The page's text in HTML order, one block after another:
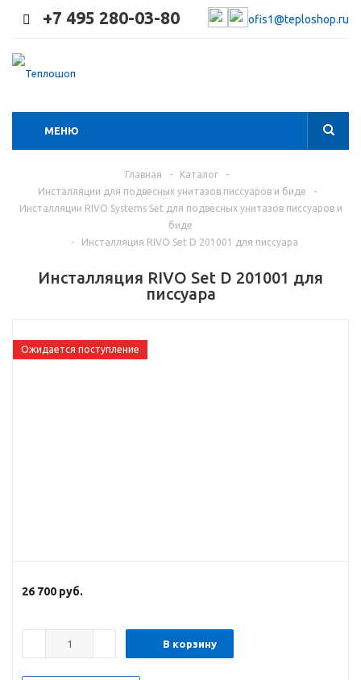
+7 495 280-03-80 ofis1@teploshop.ru
МЕНЮ
Главная - Каталог
-
Инсталляции для подвесных унитазов писсуаров и биде
-
Инсталляции RIVO Systems Set для подвесных унитазов писсуаров и
биде
-
Инсталляция RIVO Set D 201001 для писсуара
Инсталляция RIVO Set D 201001 для
писсуара
Ожидается поступление
26 700 руб.
В корзину